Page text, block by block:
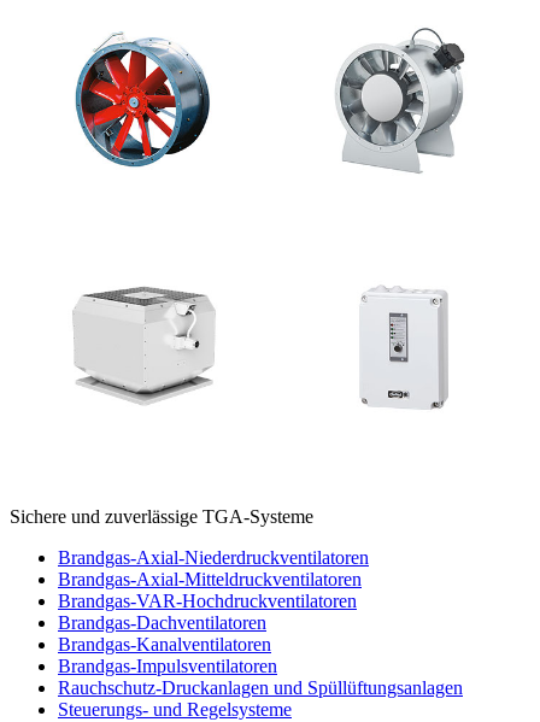
Sichere und zuverlässige TGA-Systeme
Brandgas-Axial-Niederdruckventilatoren
Brandgas-Axial-Mitteldruckventilatoren
Brandgas-VAR-Hochdruckventilatoren
Brandgas-Dachventilatoren
Brandgas-Kanalventilatoren
Brandgas-Impulsventilatoren
Rauchschutz-Druckanlagen und Spüllüftungsanlagen
Steuerungs- und Regelsysteme